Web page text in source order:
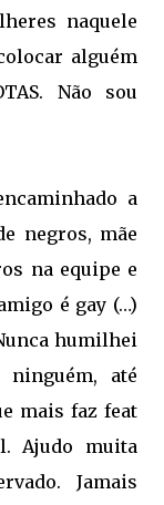
naquele
alguém
Não sou
a
negros, mãe
na equipe e
é gay (…)
humilhei
ninguém, até
mais faz feat
Ajudo muita
Jamais